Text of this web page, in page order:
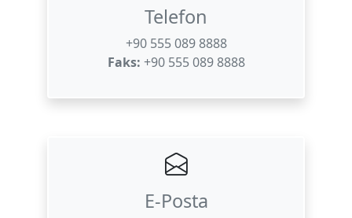
Telefon
+90 555 089 8888
Faks: +90 555 089 8888
E-Posta